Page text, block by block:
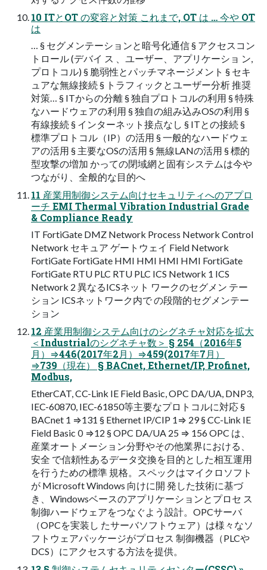
10 ITとOT の変容と対策 これまで, OT は … 今や OT
は
… § セグメンテーションと暗号化通信 § アクセスコン
トロール (デバイ ス 、ユーザー、アプリケーショ ン,
プロトコル) § 脆弱性とパッチマネージメント § セキ
ュアな無線接続 § トラフィックとユーザー分析 推奨
対策… § ITからの分離 § 独⾃プロトコルの利⽤ § 特殊
なハードウェアの利⽤ § 独⾃の組み込みOSの利⽤ §
有線接続 § インターネット接点なし § ITとの接続 §
標準プロトコル（IP）の活⽤ § ⼀般的なハードウェ
アの活⽤ § 主要なOSの活⽤ § 無線LANの活⽤ § 標的
型攻撃の増加 かっての閉域網と固有システムは今や
つながり、全般的な⽬的へ
11 産業⽤制御システム向けセキュリティへのアプロ
ーチ EMI Thermal Vibration Industrial Grade
& Compliance Ready
IT FortiGate DMZ Network Process Network Control
Network セキュア ゲートウェイ Field Network
FortiGate FortiGate HMI HMI HMI HMI FortiGate
FortiGate RTU PLC RTU PLC ICS Network 1 ICS
Network 2 異なるICSネット ワークのセグメン テー
ション ICSネットワーク内で の段階的セグメンテー
ション
12 産業⽤制御システム向けのシグネチャ対応を拡⼤
＜Industrialのシグネチャ数＞ § 254（2016年5
⽉）⇒446(2017年2⽉）⇒459(2017年7⽉）
⇒739（現在） § BACnet, Ethernet/IP, Profinet,
Modbus,
EtherCAT, CC-Link IE Field Basic, OPC DA/UA, DNP3,
IEC-60870, IEC-61850等主要なプロトコルに対応 §
BACnet 1 ⇒131 § Ethernet IP/CIP 1⇒ 29 § CC-Link IE
Field Basic０⇒12 § OPC DA/UA 25 ⇒ 156 OPC は、
産業オートメーション分野やその他業界における、
安全 で信頼性あるデータ交換を目的とした相互運用
を行うための標準 規格。スペックはマイクロソフト
が Microsoft Windows 向けに開 発した技術に基づ
き、Windowsベースのアプリケーションとプロセ ス
制御ハードウェアをつなぐよう設計。OPCサーバ
（OPCを実装し たサーバソフトウェア）は様々なソ
フトウェアパッケージがプロセス 制御機器（PLCや
DCS）にアクセスする方法を提供。